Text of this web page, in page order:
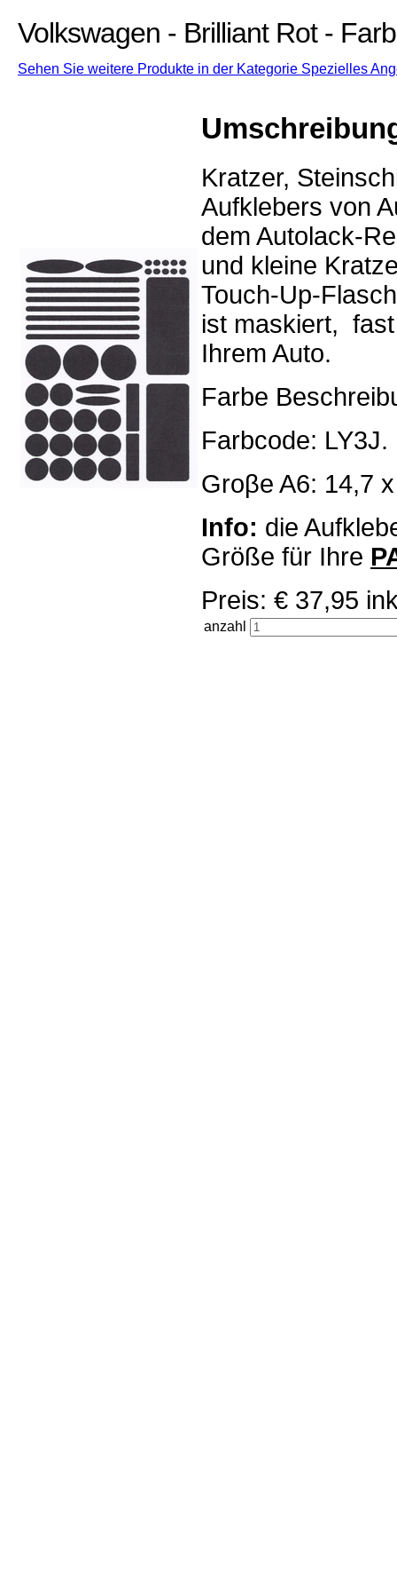
Volkswagen - Brilliant Rot -
Sehen Sie weitere Produkte in der Kategorie Spezielles
Kratzer,
Aufklebers von
dem Autolack-
und kleine
Touch-Up-
ist maskiert,
Ihrem Auto.
Farbe
Farbcode: LY3J.
Groβe A6: 14,7
Info: die
Größe für Ihre
Preis: € 37,95
anzahl